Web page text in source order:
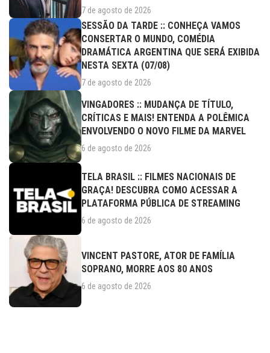
7 de agosto de 2026
SESSÃO DA TARDE :: CONHEÇA VAMOS
CONSERTAR O MUNDO, COMÉDIA
DRAMÁTICA ARGENTINA QUE SERÁ EXIBIDA
NESTA SEXTA (07/08)
7 de agosto de 2026
VINGADORES :: MUDANÇA DE TÍTULO,
CRÍTICAS E MAIS! ENTENDA A POLÊMICA
ENVOLVENDO O NOVO FILME DA MARVEL
6 de agosto de 2026
TELA BRASIL :: FILMES NACIONAIS DE
GRAÇA! DESCUBRA COMO ACESSAR A
PLATAFORMA PÚBLICA DE STREAMING
6 de agosto de 2026
VINCENT PASTORE, ATOR DE FAMÍLIA
SOPRANO, MORRE AOS 80 ANOS
6 de agosto de 2026